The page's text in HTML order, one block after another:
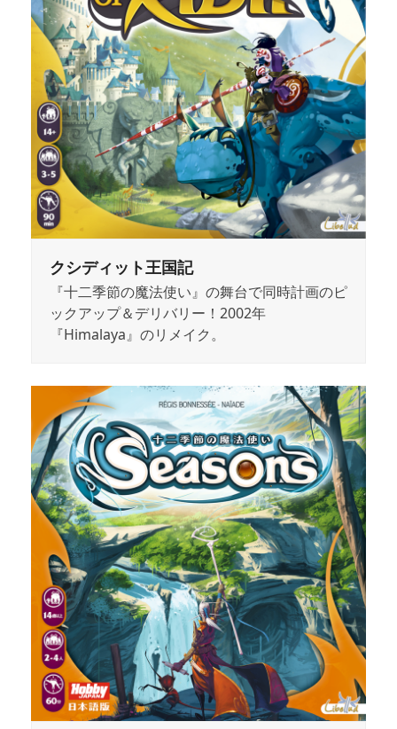
クシディット王国記
『十二季節の魔法使い』の舞台で同時計画のピ
ックアップ＆デリバリー！2002年
『Himalaya』のリメイク。